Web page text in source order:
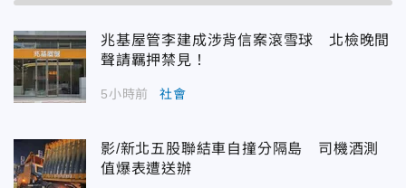
兆基屋管李建成涉背信案滾雪球 北檢晚間
聲請羈押禁見！
5小時前 社會
影/新北五股聯結車自撞分隔島 司機酒測
值爆表遭送辦